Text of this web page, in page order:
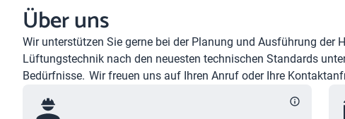
Über uns
Wir unterstützen Sie gerne bei der Planung und Ausführung der
Lüftungstechnik nach den neuesten technischen Standards
Bedürfnisse. Wir freuen uns auf Ihren Anruf oder Ihre